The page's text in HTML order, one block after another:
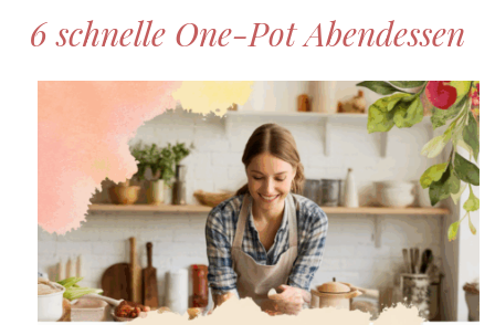
6 schnelle One-Pot Abendessen